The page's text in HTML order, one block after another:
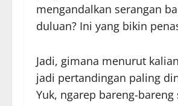
mengandalkan serangan
duluan? Ini yang bikin
Jadi, gimana menurut
jadi pertandingan paling
Yuk, ngarep bareng-